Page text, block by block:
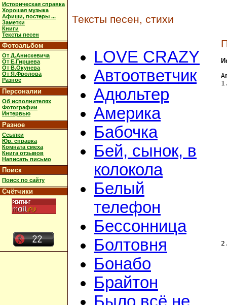
Историческая справка
Хорошая музыка
Афиши, постеры ...
Заметки
Книги
Тексты песен
Фотоальбом
От Д.Анискевича
От Е.Гиршева
От В.Окунева
От Я.Фролова
Разное
Персоналии
Об исполнителях
Фотографии
Интервью
Разное
Ссылки
Юр. справка
Комната смеха
Книга отзывов
Написать письмо
Поиск
Поиск по сайту
Счётчики
Тексты песен, стихи
LOVE CRAZY
Автоответчик
Адюльтер
Америка
Бабочка
Бей, сынок, в
колокола
Белый
телефон
Бессонница
Болтовня
Бонабо
Брайтон